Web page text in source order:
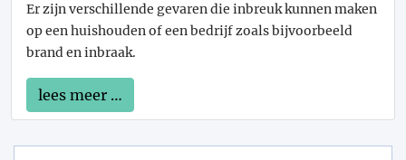
Er zijn verschillende gevaren die inbreuk kunnen maken
op een huishouden of een bedrijf zoals bijvoorbeeld
brand en inbraak.
lees meer …